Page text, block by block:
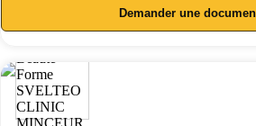
Demander une